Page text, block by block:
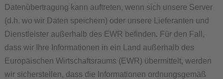
Datenübertragung kann auftreten, wenn sich unsere Server
(d.h. wo wir Daten speichern) oder unsere Lieferanten und
Dienstleister außerhalb des EWR befinden. Für den Fall,
dass wir Ihre Informationen in ein Land außerhalb des
Europäischen Wirtschaftsraums (EWR) übermittelt, werden
wir sicherstellen, dass die Informationen ordnungsgemäß